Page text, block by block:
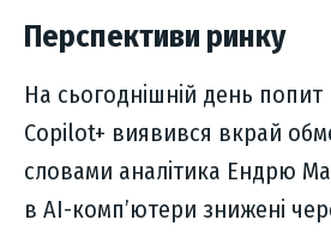
Перспективи ринку
На сьогоднішній день
Copilot+ виявився вкрай
словами аналітика Ендрю
в AI-комп’ютери знижені